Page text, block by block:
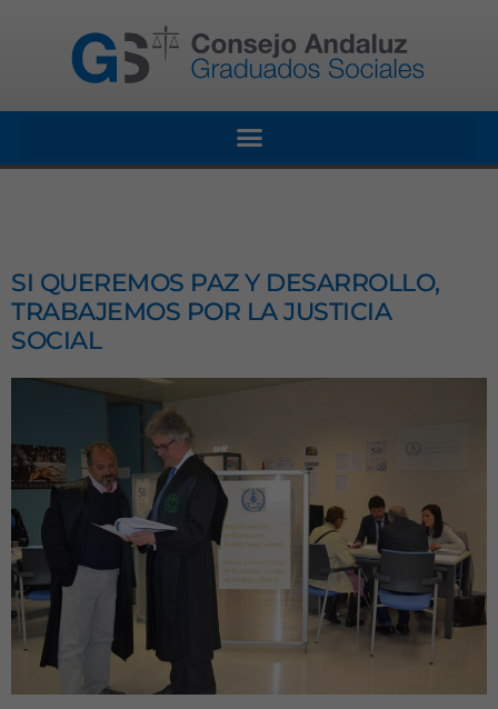
SI QUEREMOS PAZ Y DESARROLLO,
TRABAJEMOS POR LA JUSTICIA
SOCIAL